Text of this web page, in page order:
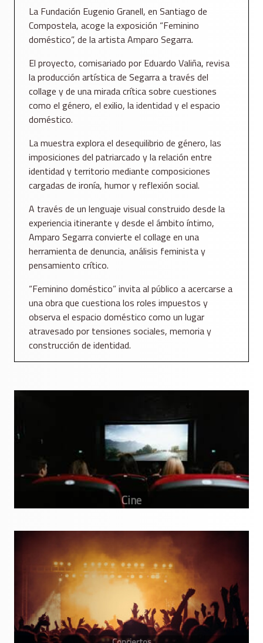
La Fundación Eugenio Granell, en Santiago de
Compostela, acoge la exposición “Feminino
doméstico”, de la artista Amparo Segarra.
El proyecto, comisariado por Eduardo Valiña, revisa
la producción artística de Segarra a través del
collage y de una mirada crítica sobre cuestiones
como el género, el exilio, la identidad y el espacio
doméstico.
La muestra explora el desequilibrio de género, las
imposiciones del patriarcado y la relación entre
identidad y territorio mediante composiciones
cargadas de ironía, humor y reflexión social.
A través de un lenguaje visual construido desde la
experiencia itinerante y desde el ámbito íntimo,
Amparo Segarra convierte el collage en una
herramienta de denuncia, análisis feminista y
pensamiento crítico.
“Feminino doméstico” invita al público a acercarse a
una obra que cuestiona los roles impuestos y
observa el espacio doméstico como un lugar
atravesado por tensiones sociales, memoria y
construcción de identidad.